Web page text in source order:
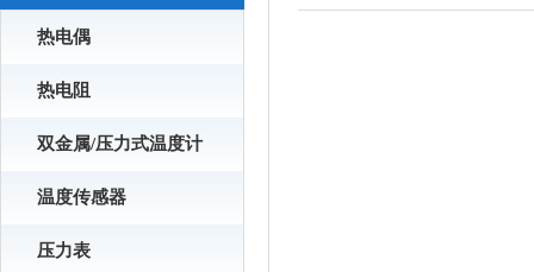
热电偶
热电阻
双金属/压力式温度计
温度传感器
压力表